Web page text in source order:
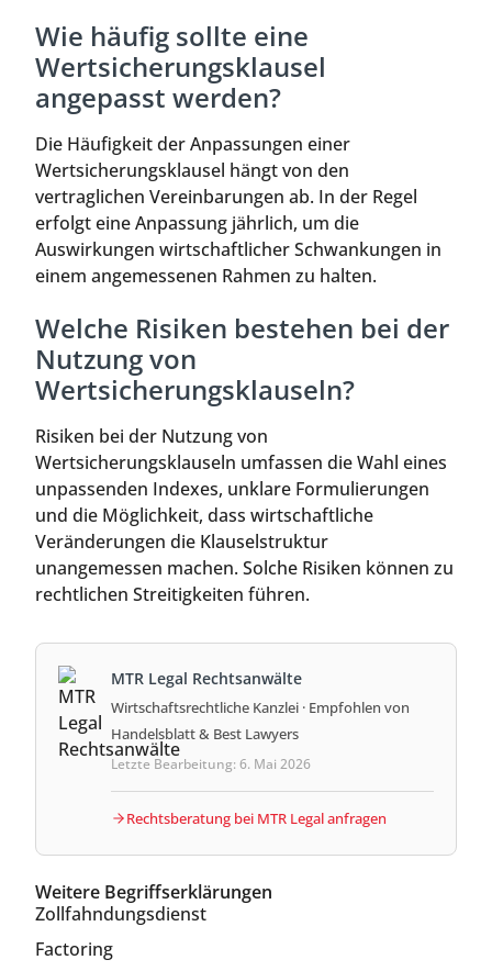
Wie häufig sollte eine
Wertsicherungsklausel
angepasst werden?
Die Häufigkeit der Anpassungen einer
Wertsicherungsklausel hängt von den
vertraglichen Vereinbarungen ab. In der Regel
erfolgt eine Anpassung jährlich, um die
Auswirkungen wirtschaftlicher Schwankungen in
einem angemessenen Rahmen zu halten.
Welche Risiken bestehen bei der
Nutzung von
Wertsicherungsklauseln?
Risiken bei der Nutzung von
Wertsicherungsklauseln umfassen die Wahl eines
unpassenden Indexes, unklare Formulierungen
und die Möglichkeit, dass wirtschaftliche
Veränderungen die Klauselstruktur
unangemessen machen. Solche Risiken können zu
rechtlichen Streitigkeiten führen.
MTR Legal Rechtsanwälte
Wirtschaftsrechtliche Kanzlei · Empfohlen von
Handelsblatt & Best Lawyers
Letzte Bearbeitung: 6. Mai 2026
Rechtsberatung bei MTR Legal anfragen
Weitere Begriffserklärungen
Zollfahndungsdienst
Factoring